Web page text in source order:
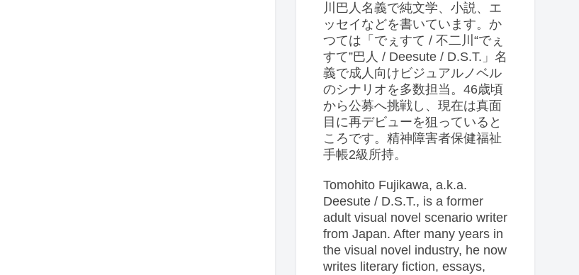
川巴人名義で純文学、小説、エ
ッセイなどを書いています。か
つては「でぇすて / 不二川“でぇ
すて”巴人 / Deesute / D.S.T.」名
義で成人向けビジュアルノベル
のシナリオを多数担当。46歳頃
から公募へ挑戦し、現在は真面
目に再デビューを狙っていると
ころです。精神障害者保健福祉
手帳2級所持。
Tomohito Fujikawa, a.k.a.
Deesute / D.S.T., is a former
adult visual novel scenario writer
from Japan. After many years in
the visual novel industry, he now
writes literary fiction, essays,